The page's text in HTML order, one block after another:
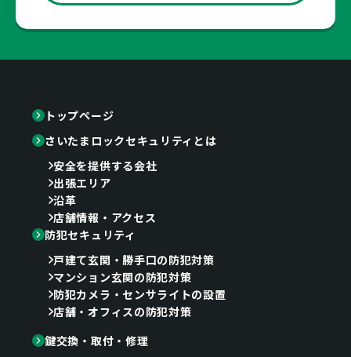
トップページ
さいたまロックセキュリティとは
安全を提供する会社
出張エリア
沿革
店舗情報・アクセス
防犯セキュリティ
戸建て玄関・勝手口の防犯対策
マンション玄関の防犯対策
防犯カメラ・センサライトの設置
店舗・オフィスの防犯対策
鍵交換・取付・修理